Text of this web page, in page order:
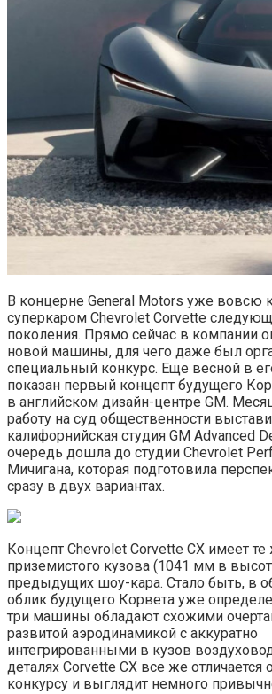
В концерне General Motors уже вовсю
суперкаром Chevrolet Corvette
поколения. Прямо сейчас в компании
новой машины, для чего даже был
специальный конкурс. Еще весной в
показан первый концепт будущего
в английском дизайн-центре GM.
работу на суд общественности
калифорнийская студия GM Advanced
очередь дошла до студии Chevrolet
Мичигана, которая подготовила
сразу в двух вариантах.
Концепт Chevrolet Corvette CX имеет
приземистого кузова (1041 мм в
предыдущих шоу-кара. Стало быть, в
облик будущего Корвета уже
три машины обладают схожими
развитой аэродинамикой с аккуратно
интегрированными в кузов
деталях Corvette CX все же отличается
конкурсу и выглядит немного